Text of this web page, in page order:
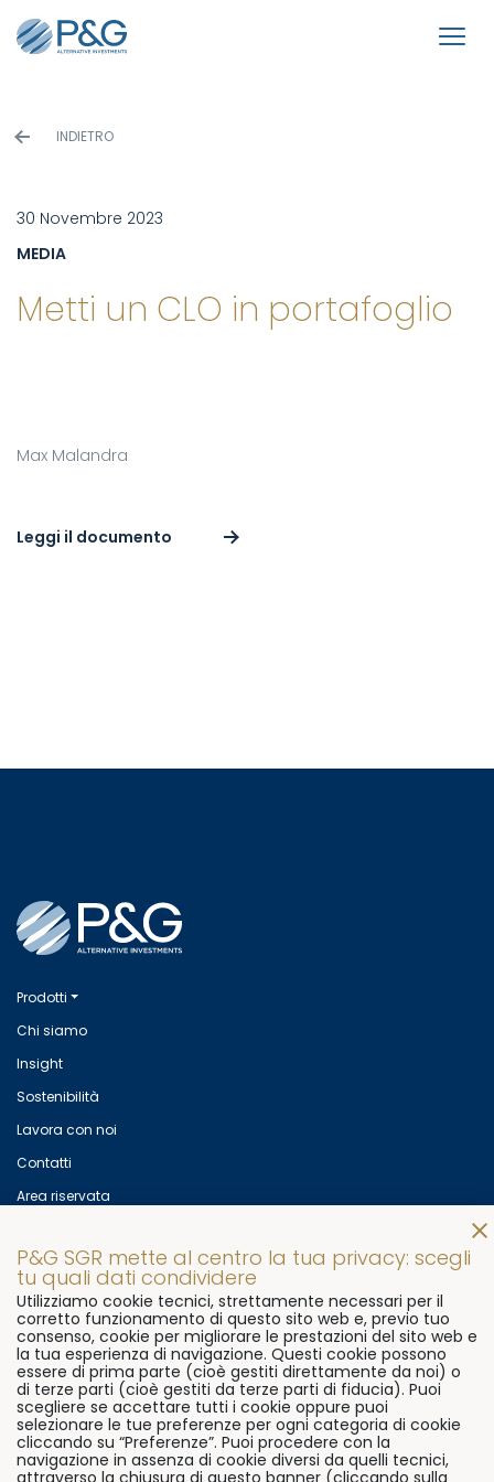
INDIETRO
30 Novembre 2023
MEDIA
Metti un CLO in portafoglio
Max Malandra
Leggi il documento
Prodotti
Chi siamo
Insight
Sostenibilità
Lavora con noi
Contatti
Area riservata
© 2026 P&G SGR s.p.a Via Flaminia, 491 00191 Rome, Italy
P.Iva 07906081000
Ph.+39 06 3322 7611 Fax.+39 06 9296 3511
Cookie Policy
Preferenze
Privacy policy ESG StatementSFDR StatementTrasparenza
Whistleblowing
P&G SGR mette al centro la tua privacy: scegli
tu quali dati condividere
Utilizziamo cookie tecnici, strettamente necessari per il
corretto funzionamento di questo sito web e, previo tuo
consenso, cookie per migliorare le prestazioni del sito web e
la tua esperienza di navigazione. Questi cookie possono
essere di prima parte (cioè gestiti direttamente da noi) o
di terze parti (cioè gestiti da terze parti di fiducia). Puoi
scegliere se accettare tutti i cookie oppure puoi
selezionare le tue preferenze per ogni categoria di cookie
cliccando su “Preferenze”. Puoi procedere con la
navigazione in assenza di cookie diversi da quelli tecnici,
attraverso la chiusura di questo banner (cliccando sulla